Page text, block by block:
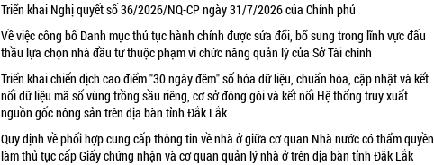
Triển khai Nghị quyết số 36/2026/NQ-CP ngày 31/7/2026 của Chính phủ
Về việc công bố Danh mục thủ tục hành chính được sửa đổi, bổ sung trong lĩnh vực đấu
thầu lựa chọn nhà đầu tư thuộc phạm vi chức năng quản lý của Sở Tài chính
Triển khai chiến dịch cao điểm "30 ngày đêm" số hóa dữ liệu, chuẩn hóa, cập nhật và kết
nối dữ liệu mã số vùng trồng sầu riêng, cơ sở đóng gói và kết nối Hệ thống truy xuất
nguồn gốc nông sản trên địa bàn tỉnh Đắk Lắk
Quy định về phối hợp cung cấp thông tin về nhà ở giữa cơ quan Nhà nước có thẩm quyền
làm thủ tục cấp Giấy chứng nhận và cơ quan quản lý nhà ở trên địa bàn tỉnh Đắk Lắk